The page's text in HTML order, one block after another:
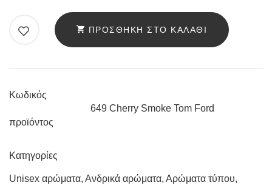
FORD
ΠΡΟΣΘΉΚΗ ΣΤΟ ΚΑΛΆΘΙ
Κωδικός
προϊόντος
649 Cherry Smoke Tom Ford
Κατηγορίες
Unisex αρώματα, Ανδρικά αρώματα, Αρώματα τύπου,